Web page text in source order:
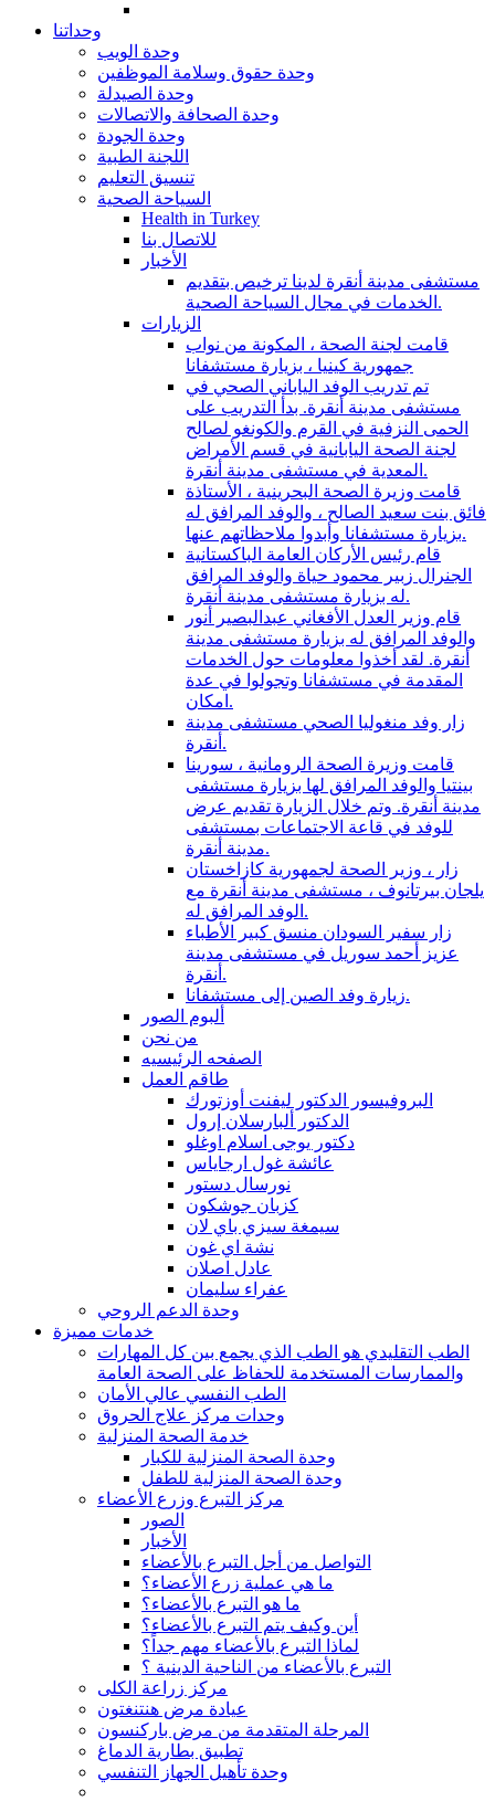
وحداتنا
وحدة الويب
وحدة حقوق وسلامة الموظفين
وحدة الصيدلة
وحدة الصحافة والاتصالات
وحدة الجودة
اللجنة الطبية
تنسيق التعليم
السياحة الصحية
Health in Turkey
للاتصال بنا
الأخبار
مستشفى مدينة أنقرة لدينا ترخيص بتقديم
الخدمات في مجال السياحة الصحية.
الزيارات
قامت لجنة الصحة ، المكونة من نواب
جمهورية كينيا ، بزيارة مستشفانا
تم تدريب الوفد الياباني الصحي في
مستشفى مدينة أنقرة. بدأ التدريب على
الحمى النزفية في القرم والكونغو لصالح
لجنة الصحة اليابانية في قسم الأمراض
المعدية في مستشفى مدينة أنقرة.
قامت وزيرة الصحة البحرينية ، الأستاذة
فائق بنت سعيد الصالح ، والوفد المرافق له
بزيارة مستشفانا وأبدوا ملاحظاتهم عنها.
قام رئيس الأركان العامة الباكستانية
الجنرال زبير محمود حياة والوفد المرافق
له بزيارة مستشفى مدينة أنقرة.
قام وزير العدل الأفغاني عبدالبصير أنور
والوفد المرافق له بزيارة مستشفى مدينة
أنقرة. لقد أخذوا معلومات حول الخدمات
المقدمة في مستشفانا وتجولوا في عدة
امكان.
زار وفد منغوليا الصحي مستشفى مدينة
أنقرة.
قامت وزيرة الصحة الرومانية ، سورينا
بينتيا والوفد المرافق لها بزيارة مستشفى
مدينة أنقرة. وتم خلال الزيارة تقديم عرض
للوفد في قاعة الاجتماعات بمستشفى
مدينة أنقرة.
زار ، وزير الصحة لجمهورية كازاخستان
يلجان بيرتانوف ، مستشفى مدينة أنقرة مع
الوفد المرافق له.
زار سفير السودان منسق كبير الأطباء
عزيز أحمد سوريل في مستشفى مدينة
أنقرة.
زيارة وفد الصين إلى مستشفانا.
ألبوم الصور
من نحن
الصفحه الرئيسيه
طاقم العمل
البروفيسور الدكتور ليفنت أوزتورك
الدكتور ألبارسلان إرول
دكتور يوجى اسلام اوغلو
عائشة غول ارجاياس
نورسال دستور
كزبان جوشكون
سيمغة سيزي باي لان
نشة اي غون
عادل اصلان
عفراء سليمان
وحدة الدعم الروحي
خدمات مميزة
الطب التقليدي هو الطب الذي يجمع بين كل المهارات
والممارسات المستخدمة للحفاظ على الصحة العامة
الطب النفسي عالي الأمان
وحدات مركز علاج الحروق
خدمة الصحة المنزلية
وحدة الصحة المنزلية للكبار
وحدة الصحة المنزلية للطفل
مركز التبرع وزرع الأعضاء
الصور
الأخبار
التواصل من أجل التبرع بالأعضاء
ما هي عملية زرع الأعضاء؟
ما هو التبرع بالأعضاء؟
أين وكيف يتم التبرع بالأعضاء؟
لماذا التبرع بالأعضاء مهم جداً؟
التبرع بالأعضاء من الناحية الدينية ؟
مركز زراعة الكلى
عيادة مرض هنتنغتون
المرحلة المتقدمة من مرض باركنسون
تطبيق بطارية الدماغ
وحدة تأهيل الجهاز التنفسي